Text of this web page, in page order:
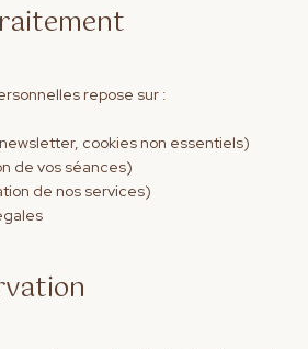
repose sur :
cookies non essentiels)
de vos séances)
de nos services)